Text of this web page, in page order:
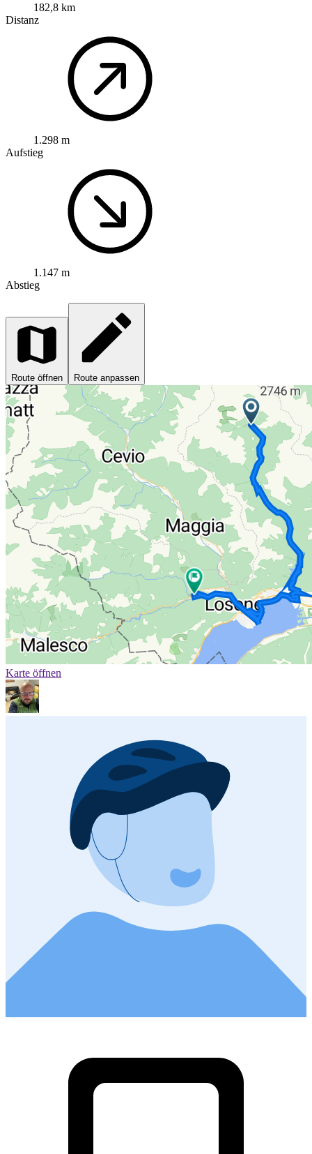
182,8 km
Distanz
1.298 m
Aufstieg
1.147 m
Abstieg
Route öffnen Route anpassen
Karte öffnen